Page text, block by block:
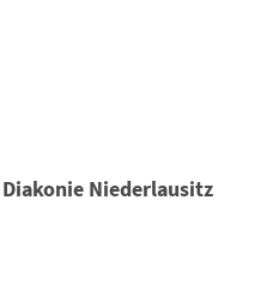
Niederlausitz